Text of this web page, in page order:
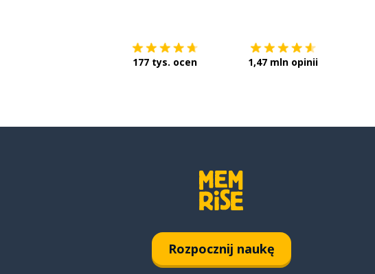
177 tys. ocen 1,47 mln opinii
Rozpocznij naukę